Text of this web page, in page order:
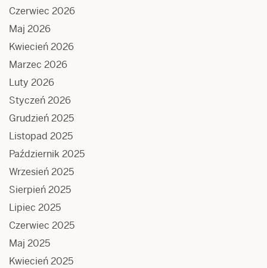
Czerwiec 2026
Maj 2026
Kwiecień 2026
Marzec 2026
Luty 2026
Styczeń 2026
Grudzień 2025
Listopad 2025
Październik 2025
Wrzesień 2025
Sierpień 2025
Lipiec 2025
Czerwiec 2025
Maj 2025
Kwiecień 2025